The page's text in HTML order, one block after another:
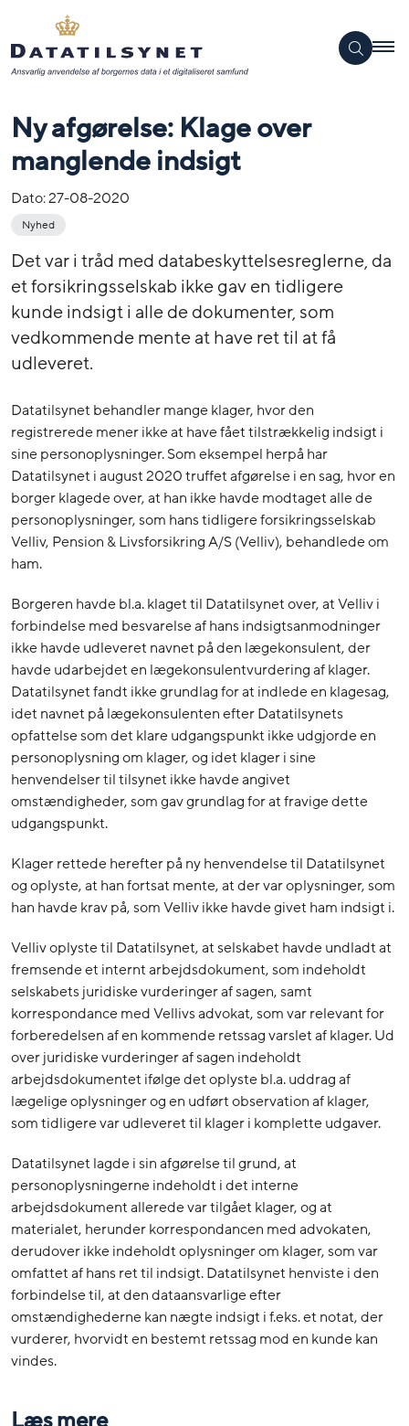
Ny afgørelse: Klage over
manglende indsigt
Dato:27-08-2020
Nyhed
Det var i tråd med databeskyttelsesreglerne, da
et forsikringsselskab ikke gav en tidligere
kunde indsigt i alle de dokumenter, som
vedkommende mente at have ret til at få
udleveret.
Datatilsynet behandler mange klager, hvor den
registrerede mener ikke at have fået tilstrækkelig indsigt i
sine personoplysninger. Som eksempel herpå har
Datatilsynet i august 2020 truffet afgørelse i en sag, hvor en
borger klagede over, at han ikke havde modtaget alle de
personoplysninger, som hans tidligere forsikringsselskab
Velliv, Pension & Livsforsikring A/S (Velliv), behandlede om
ham.
Borgeren havde bl.a. klaget til Datatilsynet over, at Velliv i
forbindelse med besvarelse af hans indsigtsanmodninger
ikke havde udleveret navnet på den lægekonsulent, der
havde udarbejdet en lægekonsulentvurdering af klager.
Datatilsynet fandt ikke grundlag for at indlede en klagesag,
idet navnet på lægekonsulenten efter Datatilsynets
opfattelse som det klare udgangspunkt ikke udgjorde en
personoplysning om klager, og idet klager i sine
henvendelser til tilsynet ikke havde angivet
omstændigheder, som gav grundlag for at fravige dette
udgangspunkt.
Klager rettede herefter på ny henvendelse til Datatilsynet
og oplyste, at han fortsat mente, at der var oplysninger, som
han havde krav på, som Velliv ikke havde givet ham indsigt i.
Velliv oplyste til Datatilsynet, at selskabet havde undladt at
fremsende et internt arbejdsdokument, som indeholdt
selskabets juridiske vurderinger af sagen, samt
korrespondance med Vellivs advokat, som var relevant for
forberedelsen af en kommende retssag varslet af klager. Ud
over juridiske vurderinger af sagen indeholdt
arbejdsdokumentet ifølge det oplyste bl.a. uddrag af
lægelige oplysninger og en udført observation af klager,
som tidligere var udleveret til klager i komplette udgaver.
Datatilsynet lagde i sin afgørelse til grund, at
personoplysningerne indeholdt i det interne
arbejdsdokument allerede var tilgået klager, og at
materialet, herunder korrespondancen med advokaten,
derudover ikke indeholdt oplysninger om klager, som var
omfattet af hans ret til indsigt. Datatilsynet henviste i den
forbindelse til, at den dataansvarlige efter
omstændighederne kan nægte indsigt i f.eks. et notat, der
vurderer, hvorvidt en bestemt retssag mod en kunde kan
vindes.